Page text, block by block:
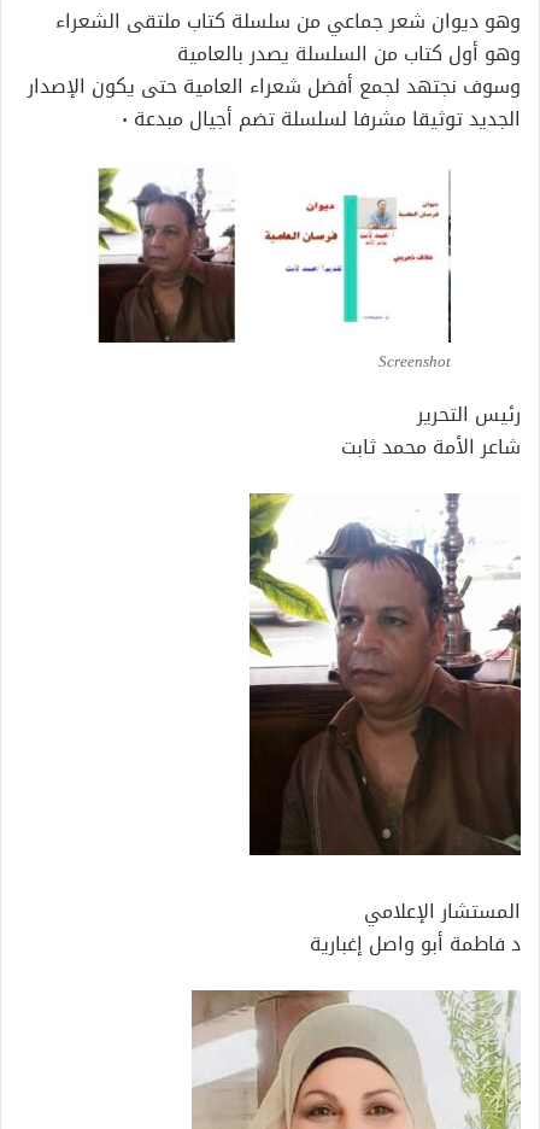
وهو ديوان شعر جماعي من سلسلة كتاب ملتقى الشعراء
وهو أول كتاب من السلسلة يصدر بالعامية
وسوف نجتهد لجمع أفضل شعراء العامية حتى يكون الإصدار
الجديد توثيقا مشرفا لسلسلة تضم أجيال مبدعة ٠
Screenshot
رئيس التحرير
شاعر الأمة محمد ثابت
المستشار الإعلامي
د فاطمة أبو واصل إغبارية